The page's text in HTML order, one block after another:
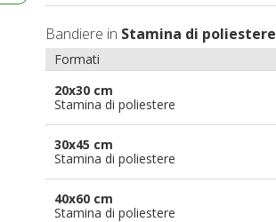
Bandiere in Stamina di poliestere
Formati
20x30 cm
Stamina di poliestere
30x45 cm
Stamina di poliestere
40x60 cm
Stamina di poliestere